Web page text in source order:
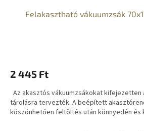
Felakasztható vákuumzsák
2 445 Ft
Az akasztós vákuumzsákokat kifejezetten
tárolásra tervezték. A beépített
köszönhetően feltöltés után könnyedén és